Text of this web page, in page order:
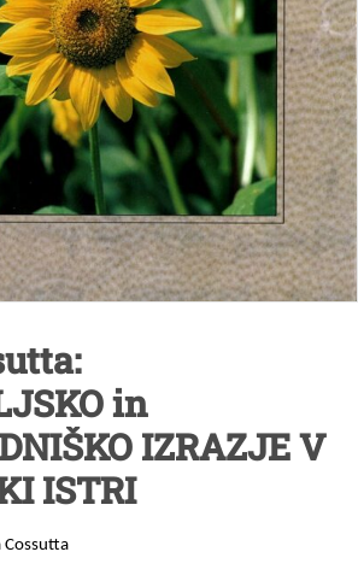
in
IZRAZJE V
ISTRI
Cossutta